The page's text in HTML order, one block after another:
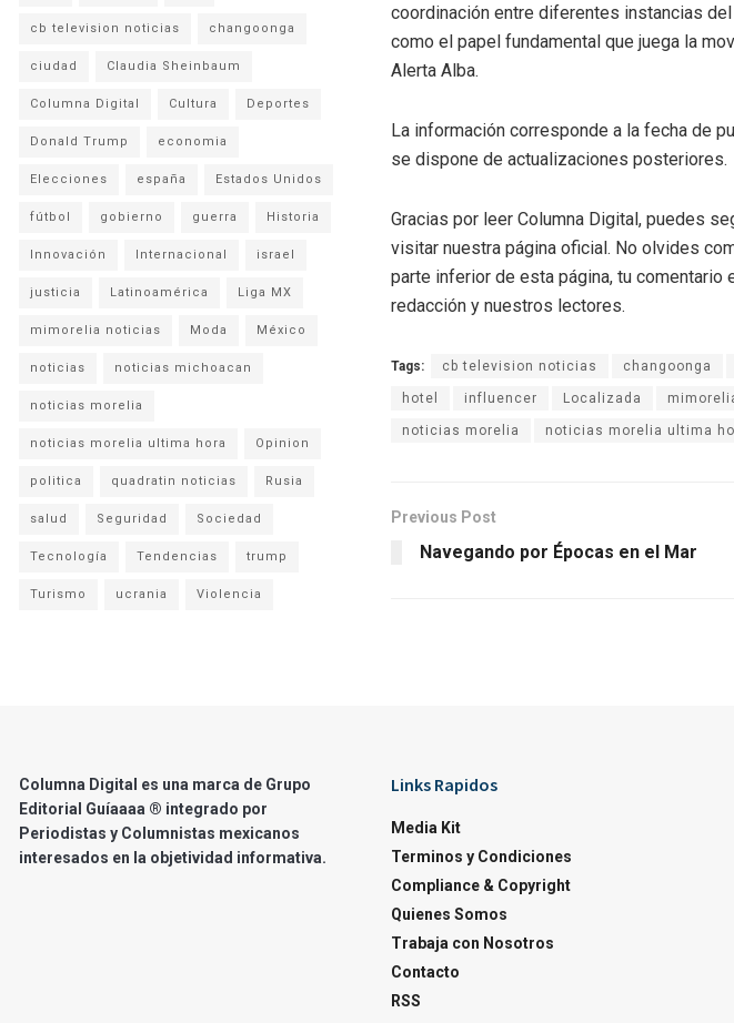
coordinación entre diferentes instancias
como el papel fundamental que juega la
Alerta Alba.
La información corresponde a la fecha de
se dispone de actualizaciones posteriores.
Gracias por leer Columna Digital, puedes
visitar nuestra página oficial. No olvides
parte inferior de esta página, tu comentario
redacción y nuestros lectores.
Tags: cb television noticias changoonga
hotel influencer Localizada
noticias morelia noticias morelia ultima
Previous Post
Navegando por Épocas en el Mar
cb television noticias changoonga
ciudad Claudia Sheinbaum
Columna Digital Cultura Deportes
Donald Trump economia
Elecciones españa Estados Unidos
fútbol gobierno guerra Historia
Innovación Internacional israel
justicia Latinoamérica Liga MX
mimorelia noticias Moda México
noticias noticias michoacan
noticias morelia
noticias morelia ultima hora Opinion
politica quadratin noticias Rusia
salud Seguridad Sociedad
Tecnología Tendencias trump
Turismo ucrania Violencia
Columna Digital es una marca de Grupo
Editorial Guíaaaa ® integrado por
Periodistas y Columnistas mexicanos
interesados en la objetividad informativa.
Links Rapidos
Media Kit
Terminos y Condiciones
Compliance & Copyright
Quienes Somos
Trabaja con Nosotros
Contacto
RSS